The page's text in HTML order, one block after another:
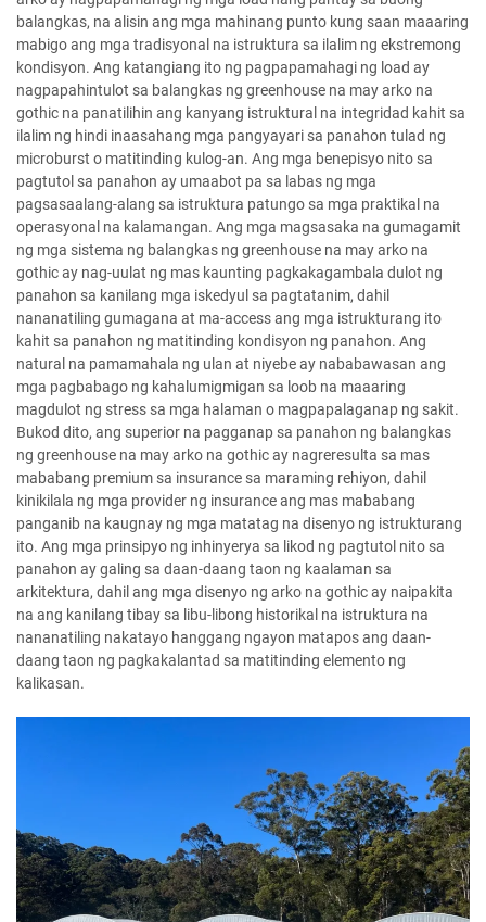
balangkas, na alisin ang mga mahinang punto kung saan maaaring
mabigo ang mga tradisyonal na istruktura sa ilalim ng ekstremong
kondisyon. Ang katangiang ito ng pagpapamahagi ng load ay
nagpapahintulot sa balangkas ng greenhouse na may arko na
gothic na panatilihin ang kanyang istruktural na integridad kahit sa
ilalim ng hindi inaasahang mga pangyayari sa panahon tulad ng
microburst o matitinding kulog-an. Ang mga benepisyo nito sa
pagtutol sa panahon ay umaabot pa sa labas ng mga
pagsasaalang-alang sa istruktura patungo sa mga praktikal na
operasyonal na kalamangan. Ang mga magsasaka na gumagamit
ng mga sistema ng balangkas ng greenhouse na may arko na
gothic ay nag-uulat ng mas kaunting pagkakagambala dulot ng
panahon sa kanilang mga iskedyul sa pagtatanim, dahil
nananatiling gumagana at ma-access ang mga istrukturang ito
kahit sa panahon ng matitinding kondisyon ng panahon. Ang
natural na pamamahala ng ulan at niyebe ay nababawasan ang
mga pagbabago ng kahalumigmigan sa loob na maaaring
magdulot ng stress sa mga halaman o magpapalaganap ng sakit.
Bukod dito, ang superior na pagganap sa panahon ng balangkas
ng greenhouse na may arko na gothic ay nagreresulta sa mas
mababang premium sa insurance sa maraming rehiyon, dahil
kinikilala ng mga provider ng insurance ang mas mababang
panganib na kaugnay ng mga matatag na disenyo ng istrukturang
ito. Ang mga prinsipyo ng inhinyerya sa likod ng pagtutol nito sa
panahon ay galing sa daan-daang taon ng kaalaman sa
arkitektura, dahil ang mga disenyo ng arko na gothic ay naipakita
na ang kanilang tibay sa libu-libong historikal na istruktura na
nananatiling nakatayo hanggang ngayon matapos ang daan-
daang taon ng pagkakalantad sa matitinding elemento ng
kalikasan.